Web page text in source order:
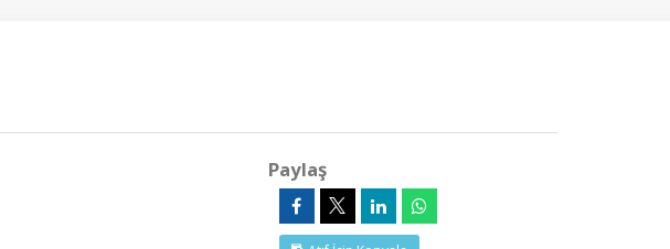
Paylaş